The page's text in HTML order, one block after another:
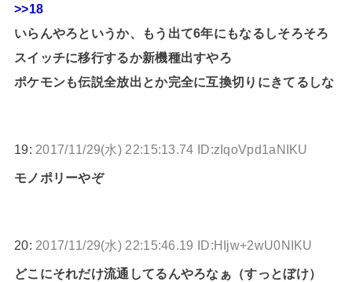
>>18
いらんやろというか、もう出て6年にもなるしそろそろ
スイッチに移行するか新機種出すやろ
ポケモンも伝説全放出とか完全に互換切りにきてるしな
19: 2017/11/29(水) 22:15:13.74 ID:zIqoVpd1aNIKU
モノポリーやぞ
20: 2017/11/29(水) 22:15:46.19 ID:HIjw+2wU0NIKU
どこにそれだけ流通してるんやろなぁ（すっとぼけ）